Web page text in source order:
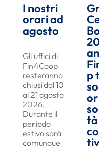
I nostri
orari ad
agosto
Gli uffici di
Fin4Coop
resteranno
chiusi dal 10
al 21 agosto
2026.
Durante il
periodo
estivo sarà
comunque
p
tà